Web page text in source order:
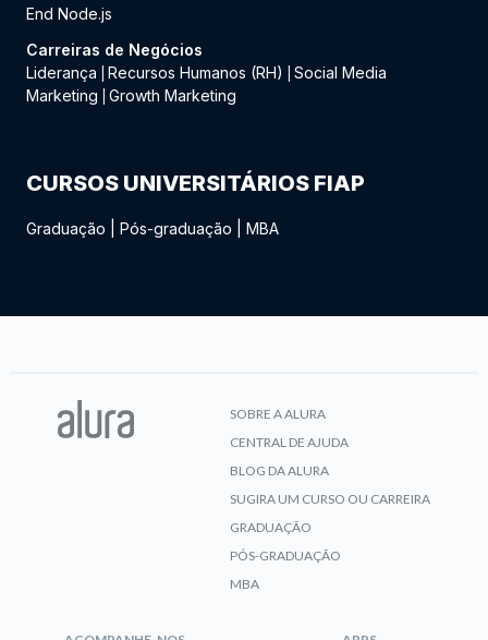
End Node.js
Carreiras de Negócios
Liderança
Recursos Humanos (RH)
Social Media
Marketing
Growth Marketing
CURSOS UNIVERSITÁRIOS FIAP
Graduação Pós-graduação MBA
SOBRE A ALURA
CENTRAL DE AJUDA
BLOG DA ALURA
SUGIRA UM CURSO OU CARREIRA
GRADUAÇÃO
PÓS-GRADUAÇÃO
MBA